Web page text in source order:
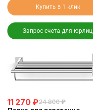
Купить в 1 клик
Запрос счета для юрлиц
11 270 ₽24 800 ₽